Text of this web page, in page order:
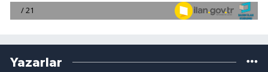
Yazarlar